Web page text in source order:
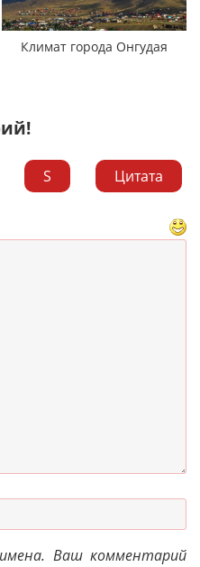
Климат города Онгудая
S
Цитата
Ваш комментарий